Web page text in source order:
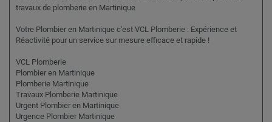
travaux de plomberie en Martinique
Votre Plombier en Martinique c'est VCL Plomberie : Expérience et
Réactivité pour un service sur mesure efficace et rapide !
VCL Plomberie
Plombier en Martinique
Plomberie Martinique
Travaux Plomberie Martinique
Urgent Plombier en Martinique
Urgence Plombier Martinique